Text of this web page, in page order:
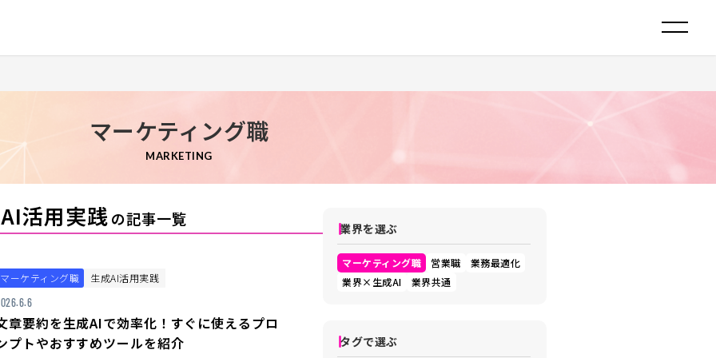
マーケティング職
MARKETING
活用実践の記事一覧
マーケティング職
生成AI活用実践
章要約を生成AIで効率化！すぐに使えるプロ
プトやおすすめツールを紹介
業界を選ぶ
マーケティング職 営業職
業務最適化
業界×生成AI
業界共通
タグで選ぶ